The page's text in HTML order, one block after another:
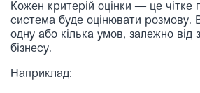
Кожен критерій оцінки — це чітке
система буде оцінювати розмову.
одну або кілька умов, залежно від
бізнесу.
Наприклад: